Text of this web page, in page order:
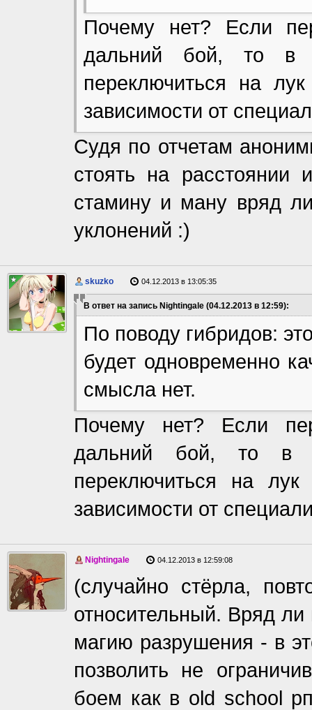
Почему нет? Если
дальний бой, то в
переключиться на
зависимости от
Судя по отчетам
стоять на расстоянии
стамину и ману вряд
уклонений :)
skuzko 04.12.2013 в 13:05:35
В ответ на запись Nightingale (04.12.2013 в 12:59):
По поводу гибридов:
будет одновременно
смысла нет.
Почему нет? Если
дальний бой, то в
переключиться на
зависимости от
Nightingale 04.12.2013 в 12:59:08
(случайно стёрла,
относительный. Вряд ли
магию разрушения - в
позволить не
боем как в old school